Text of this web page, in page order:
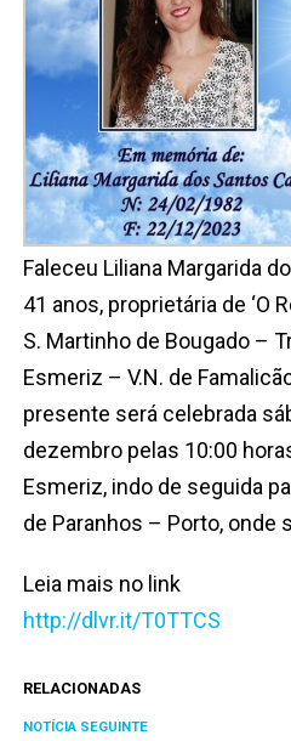
Faleceu Liliana Margarida
41 anos, proprietária de ‘O
S. Martinho de Bougado –
Esmeriz – V.N. de
presente será celebrada
dezembro pelas 10:00
Esmeriz, indo de seguida
de Paranhos – Porto, onde
Leia mais no link
http://dlvr.it/T0TTCS
RELACIONADAS
NOTÍCIA SEGUINTE